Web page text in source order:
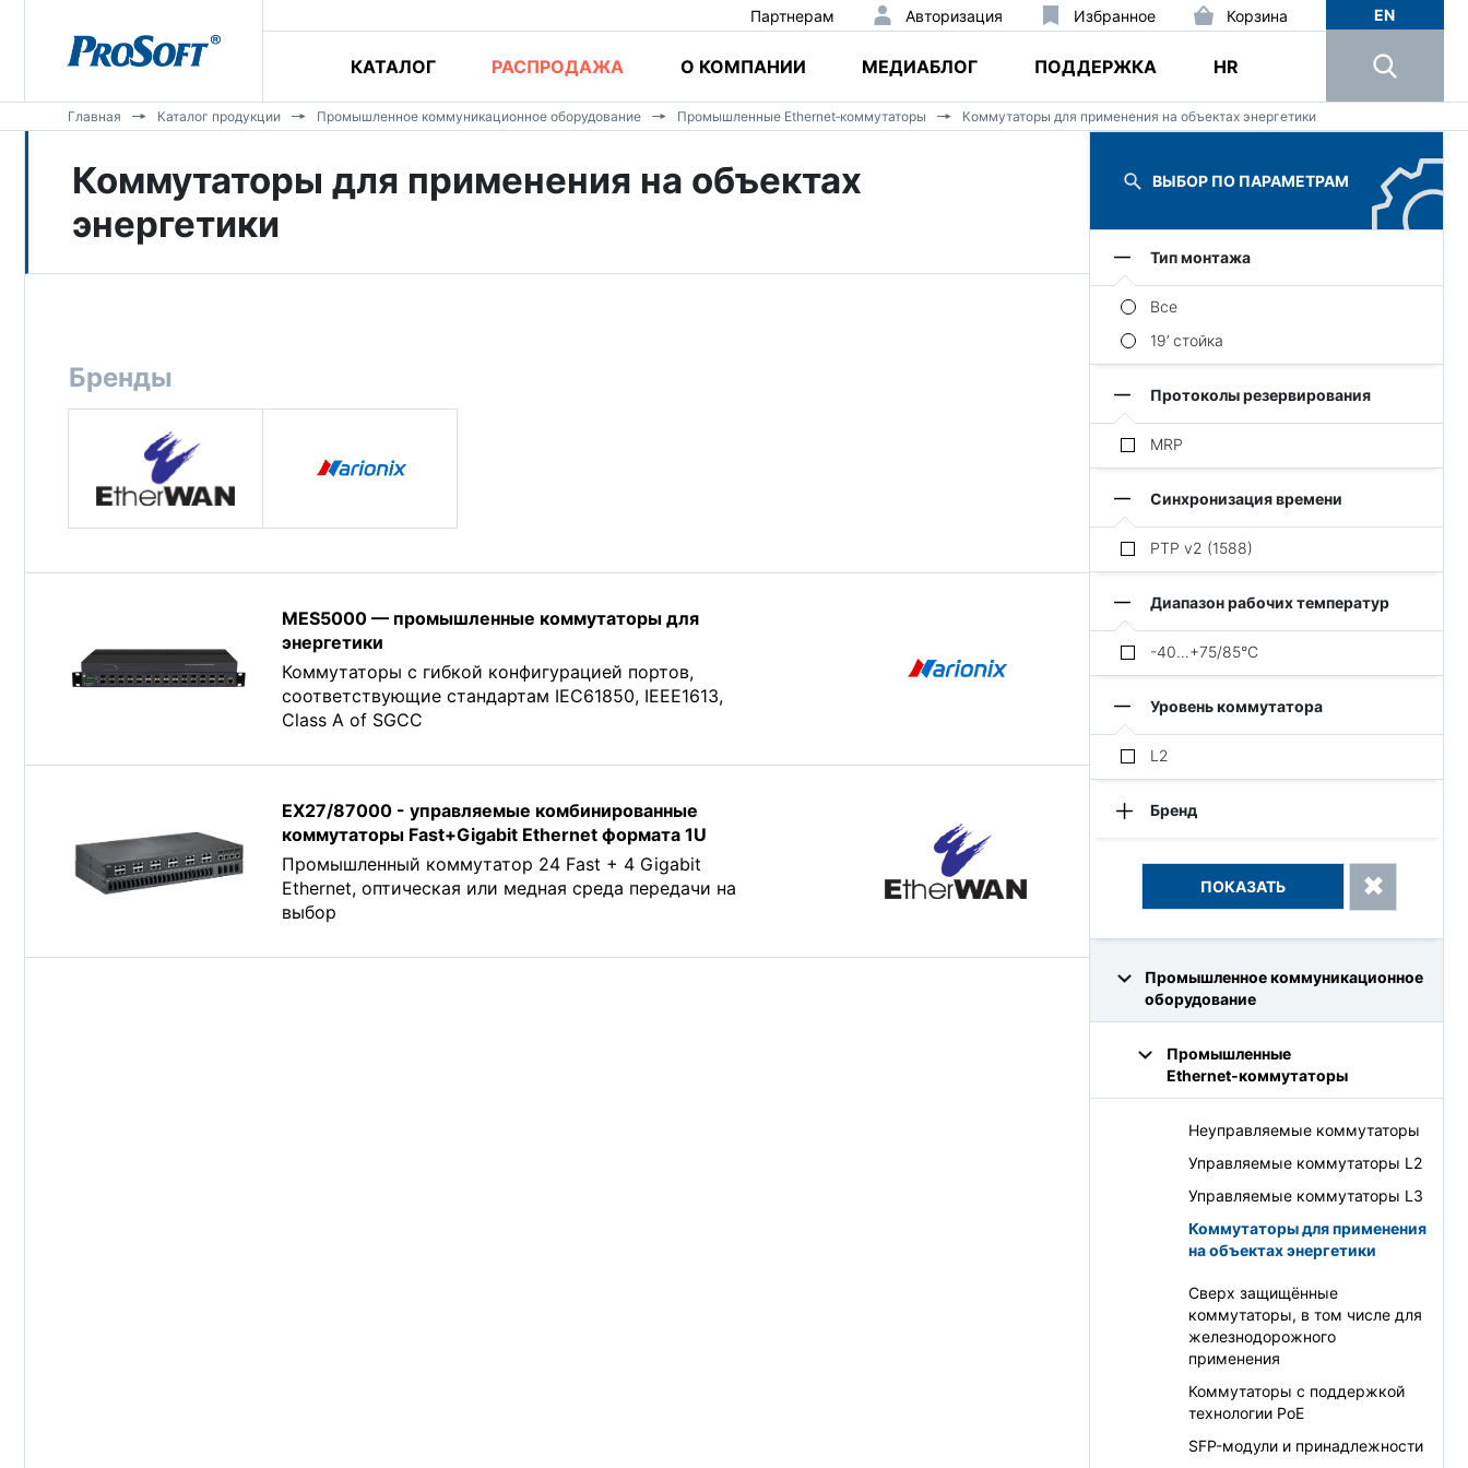
Партнерам Избранное
Авторизация Корзина
КАТАЛОГ РАСПРОДАЖА О КОМПАНИИ МЕДИАБЛОГ ПОДДЕРЖКА HR
EN
Главная Каталог продукции Промышленное коммуникационное оборудование Промышленные Ethernet‑коммутаторы Коммутаторы для применения на объектах энергетики
Коммутаторы для применения на объектах
энергетики
Бренды
MES5000 — промышленные коммутаторы для
энергетики
Коммутаторы с гибкой конфигурацией портов,
соответствующие стандартам IEC61850, IEEE1613,
Class A of SGCC
EX27/87000 - управляемые комбинированные
коммутаторы Fast+Gigabit Ethernet формата 1U
Промышленный коммутатор 24 Fast + 4 Gigabit
Ethernet, оптическая или медная среда передачи на
выбор
ВЫБОР ПО ПАРАМЕТРАМ
Тип монтажа
Все
19’ стойка
Протоколы резервирования
MRP
Синхронизация времени
PTP v2 (1588)
Диапазон рабочих температур
-40…+75/85°C
Уровень коммутатора
L2
Бренд
Промышленное коммуникационное
оборудование
Промышленные
Ethernet‑коммутаторы
Неуправляемые коммутаторы
Управляемые коммутаторы L2
Управляемые коммутаторы L3
Коммутаторы для применения
на объектах энергетики
Сверх защищённые
коммутаторы, в том числе для
железнодорожного
применения
Коммутаторы с поддержкой
технологии PoE
SFP-модули и принадлежности